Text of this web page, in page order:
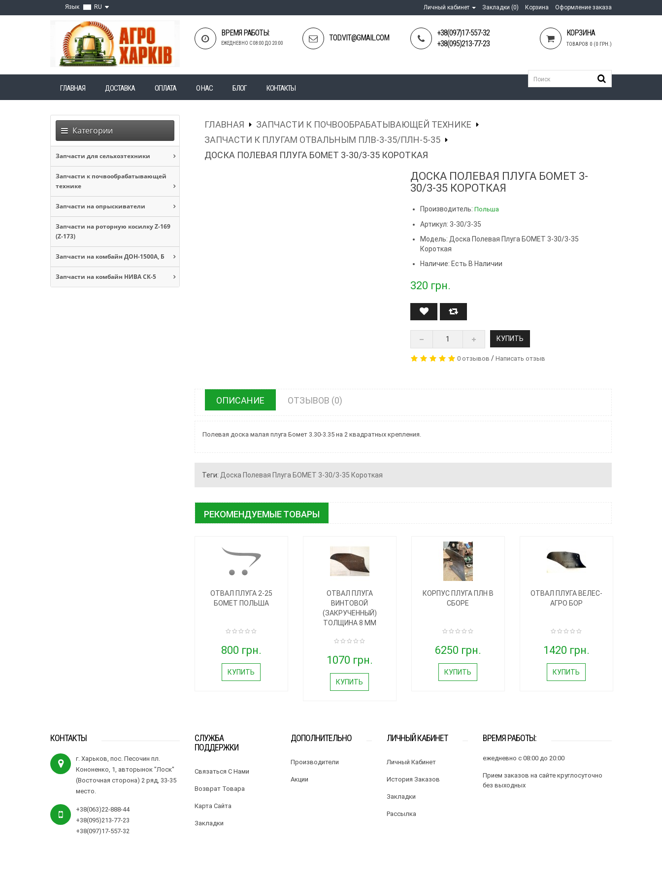
Язык RU Личный кабинет Закладки (0) Корзина Оформление заказа
ВРЕМЯ РАБОТЫ:
ЕЖЕДНЕВНО С 08:00 ДО 20:00
TOD.VIT@GMAIL.COM
+38(097)17-557-32
+38(095)213-77-23
КОРЗИНА
ТОВАРОВ 0 (0 ГРН.)
ГЛАВНАЯ ДОСТАВКА ОПЛАТА О НАС БЛОГ КОНТАКТЫ
Категории
Запчасти для сельхозтехники
Запчасти к почвообрабатывающей
технике
Запчасти на опрыскиватели
Запчасти на роторную косилку Z-169
(Z-173)
Запчасти на комбайн ДОН-1500А, Б
Запчасти на комбайн НИВА СК-5
ГЛАВНАЯ
ЗАПЧАСТИ К ПОЧВООБРАБАТЫВАЮЩЕЙ ТЕХНИКЕ
ЗАПЧАСТИ К ПЛУГАМ ОТВАЛЬНЫМ ПЛВ-3-35/ПЛН-5-35
ДОСКА ПОЛЕВАЯ ПЛУГА БОМЕТ 3-30/3-35 КОРОТКАЯ
ДОСКА ПОЛЕВАЯ ПЛУГА БОМЕТ 3-
30/3-35 КОРОТКАЯ
Производитель:Польша
Артикул: 3-30/3-35
Модель: Доска Полевая Плуга БОМЕТ 3-30/3-35
Короткая
Наличие: Есть В Наличии
320 грн.
КУПИТЬ
0 отзывов /Написать отзыв
ОПИСАНИЕ ОТЗЫВОВ (0)
Полевая доска малая плуга Бомет 3.30-3.35 на 2 квадратных крепления.
Теги: Доска Полевая Плуга БОМЕТ 3-30/3-35 Короткая
РЕКОМЕНДУЕМЫЕ ТОВАРЫ
ОТВАЛ ПЛУГА 2-25
БОМЕТ ПОЛЬША
800 грн.
КУПИТЬ
ОТВАЛ ПЛУГА
ВИНТОВОЙ
(ЗАКРУЧЕННЫЙ)
ТОЛЩИНА 8 ММ
1070 грн.
КУПИТЬ
КОРПУС ПЛУГА ПЛН В
СБОРЕ
6250 грн.
КУПИТЬ
ОТВАЛ ПЛУГА ВЕЛЕС-
АГРО БОР
1420 грн.
КУПИТЬ
КОНТАКТЫ
г. Харьков, пос. Песочин пл.
Кононенко, 1, авторынок "Лоск"
(Восточная сторона) 2 ряд, 33-35
место.
+38(063)22-888-44
+38(095)213-77-23
+38(097)17-557-32
СЛУЖБА
ПОДДЕРЖКИ
Связаться С Нами
Возврат Товара
Карта Сайта
Закладки
ДОПОЛНИТЕЛЬНО
Производители
Акции
ЛИЧНЫЙ КАБИНЕТ
Личный Кабинет
История Заказов
Закладки
Рассылка
ВРЕМЯ РАБОТЫ:
ежедневно с 08:00 до 20:00
Прием заказов на сайте круглосуточно
без выходных